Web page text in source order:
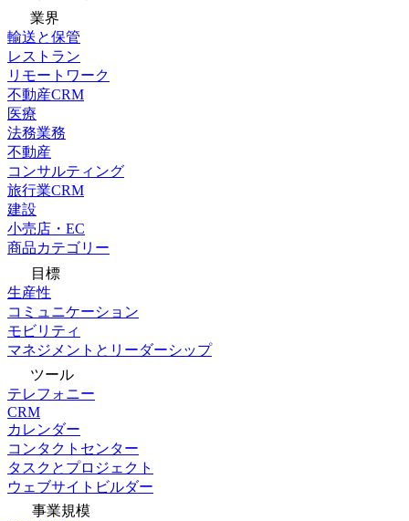
業界
輸送と保管
レストラン
リモートワーク
不動産CRM
医療
法務業務
不動産
コンサルティング
旅行業CRM
建設
小売店・EC
商品カテゴリー
目標
生産性
コミュニケーション
モビリティ
マネジメントとリーダーシップ
ツール
テレフォニー
CRM
カレンダー
コンタクトセンター
タスクとプロジェクト
ウェブサイトビルダー
事業規模